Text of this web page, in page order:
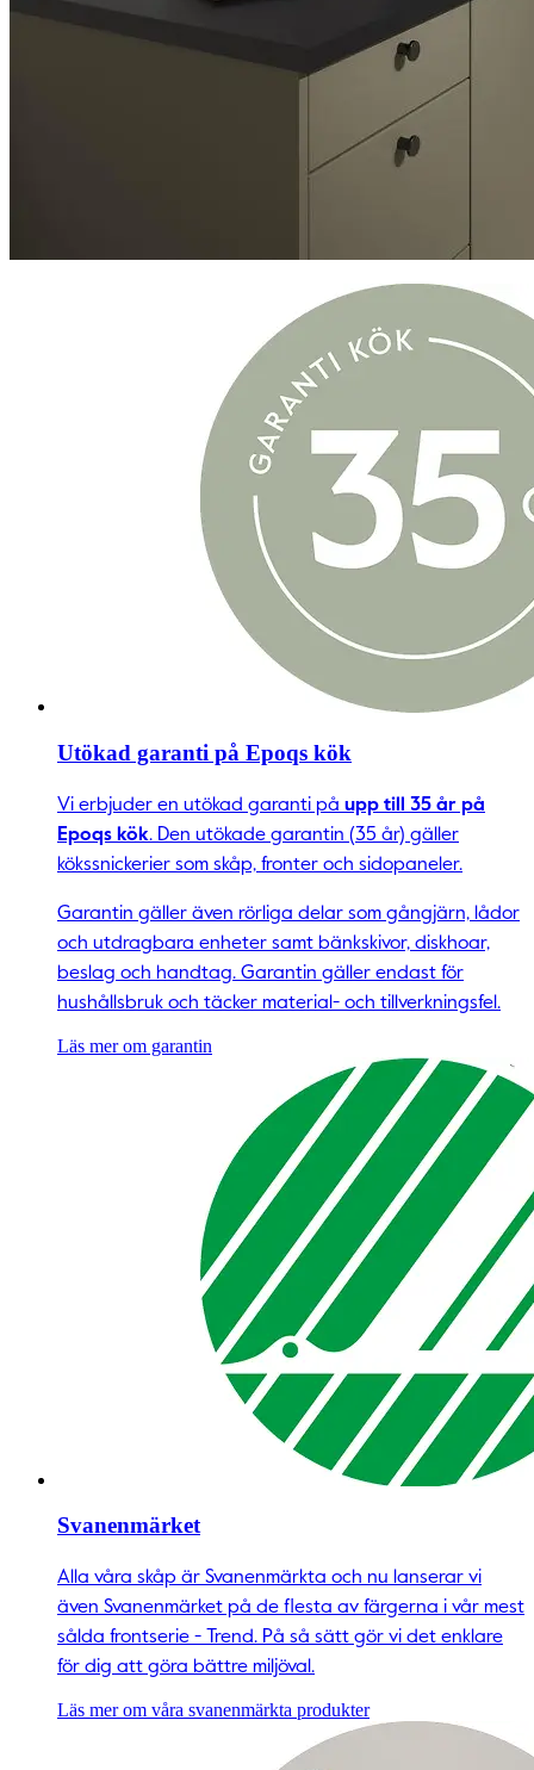
Utökad garanti på Epoqs kök
Vi erbjuder en utökad garanti på upp till 35 år på
Epoqs kök. Den utökade garantin (35 år) gäller
kökssnickerier som skåp, fronter och sidopaneler.
Garantin gäller även rörliga delar som gångjärn, lådor
och utdragbara enheter samt bänkskivor, diskhoar,
beslag och handtag. Garantin gäller endast för
hushållsbruk och täcker material- och tillverkningsfel.
Läs mer om garantin
Svanenmärket
Alla våra skåp är Svanenmärkta och nu lanserar vi
även Svanenmärket på de flesta av färgerna i vår mest
sålda frontserie - Trend. På så sätt gör vi det enklare
för dig att göra bättre miljöval.
Läs mer om våra svanenmärkta produkter